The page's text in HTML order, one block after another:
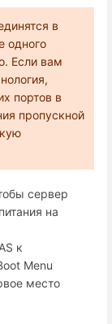
в
одного
Если вам
портов в
пропускной
сервер
на
к
Menu
место